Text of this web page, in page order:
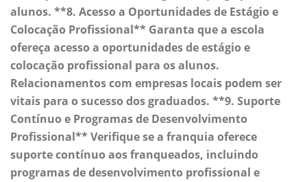
alunos. **8. Acesso a Oportunidades de Estágio e
Colocação Profissional** Garanta que a escola
ofereça acesso a oportunidades de estágio e
colocação profissional para os alunos.
Relacionamentos com empresas locais podem ser
vitais para o sucesso dos graduados. **9. Suporte
Contínuo e Programas de Desenvolvimento
Profissional** Verifique se a franquia oferece
suporte contínuo aos franqueados, incluindo
programas de desenvolvimento profissional e